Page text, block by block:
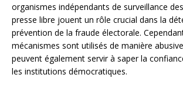
organismes indépendants de surveillance
presse libre jouent un rôle crucial dans la
prévention de la fraude électorale.
mécanismes sont utilisés de manière
peuvent également servir à saper la
les institutions démocratiques.